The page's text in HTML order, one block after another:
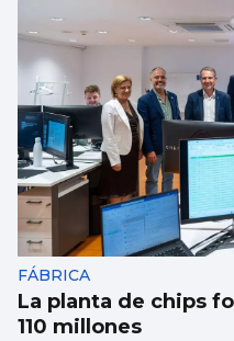
El Vaticano cerró el
patrimonio neto de
FÁBRICA
La planta de chips
110 millones